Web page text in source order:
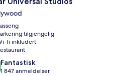
tilgjengelig
fi inkludert
Fantastisk
1 847 anmeldelser